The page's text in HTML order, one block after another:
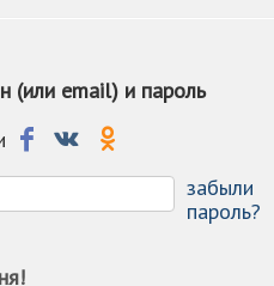
(или email) и пароль
забыли
пароль?